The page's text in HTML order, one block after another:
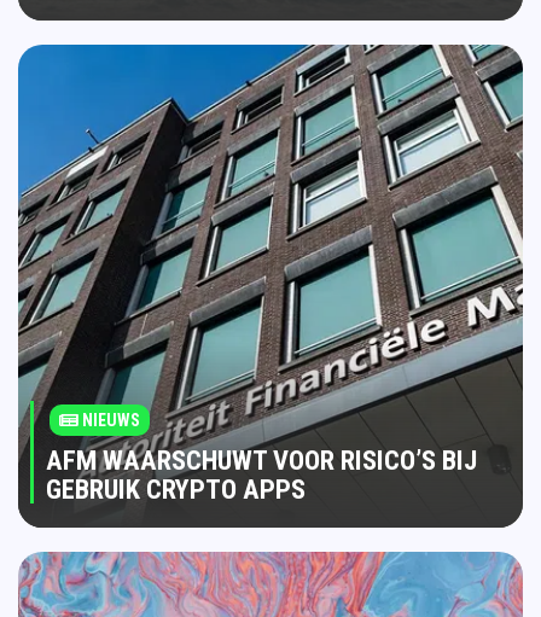
NIEUWS
AFM WAARSCHUWT VOOR RISICO’S BIJ
GEBRUIK CRYPTO APPS